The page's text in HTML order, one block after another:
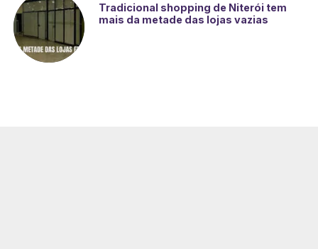
Tradicional shopping de Niterói tem
mais da metade das lojas vazias